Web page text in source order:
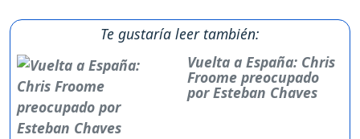
Te gustaría leer también:
Vuelta a España: Chris
Froome preocupado
por Esteban Chaves